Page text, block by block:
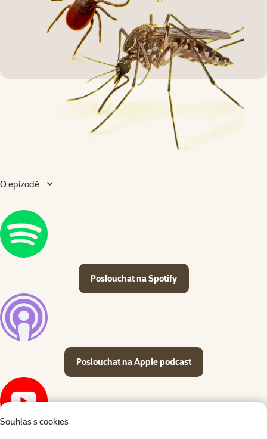
Souhlas s cookies
O epizodě
Poslouchat na Spotify
Poslouchat na Apple podcast